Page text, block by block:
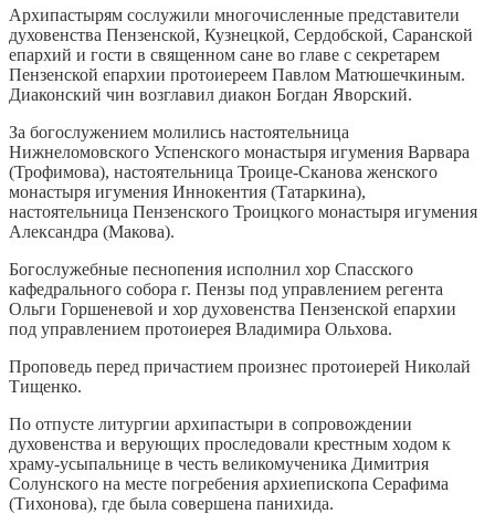
Архипастырям сослужили многочисленные представители
духовенства Пензенской, Кузнецкой, Сердобской, Саранской
епархий и гости в священном сане во главе с секретарем
Пензенской епархии протоиереем Павлом Матюшечкиным.
Диаконский чин возглавил диакон Богдан Яворский.
За богослужением молились настоятельница
Нижнеломовского Успенского монастыря игумения Варвара
(Трофимова), настоятельница Троице-Сканова женского
монастыря игумения Иннокентия (Татаркина),
настоятельница Пензенского Троицкого монастыря игумения
Александра (Макова).
Богослужебные песнопения исполнил хор Спасского
кафедрального собора г. Пензы под управлением регента
Ольги Горшеневой и хор духовенства Пензенской епархии
под управлением протоиерея Владимира Ольхова.
Проповедь перед причастием произнес протоиерей Николай
Тищенко.
По отпусте литургии архипастыри в сопровождении
духовенства и верующих проследовали крестным ходом к
храму-усыпальнице в честь великомученика Димитрия
Солунского на месте погребения архиепископа Серафима
(Тихонова), где была совершена панихида.